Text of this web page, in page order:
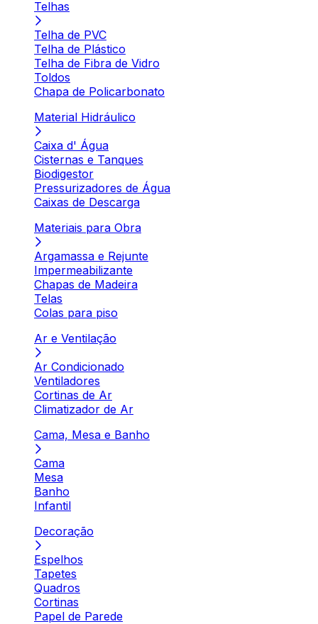
Telhas
Telha de PVC
Telha de Plástico
Telha de Fibra de Vidro
Toldos
Chapa de Policarbonato
Material Hidráulico
Caixa d' Água
Cisternas e Tanques
Biodigestor
Pressurizadores de Água
Caixas de Descarga
Materiais para Obra
Argamassa e Rejunte
Impermeabilizante
Chapas de Madeira
Telas
Colas para piso
Ar e Ventilação
Ar Condicionado
Ventiladores
Cortinas de Ar
Climatizador de Ar
Cama, Mesa e Banho
Cama
Mesa
Banho
Infantil
Decoração
Espelhos
Tapetes
Quadros
Cortinas
Papel de Parede